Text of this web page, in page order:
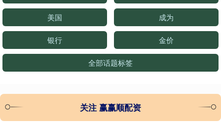
美国 成为
银行 金价
全部话题标签
关注 赢赢顺配资